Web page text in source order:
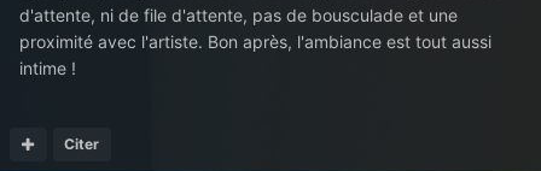
d'attente, ni de file d'attente, pas de bousculade et une
proximité avec l'artiste. Bon après, l'ambiance est tout aussi
intime !
Citer